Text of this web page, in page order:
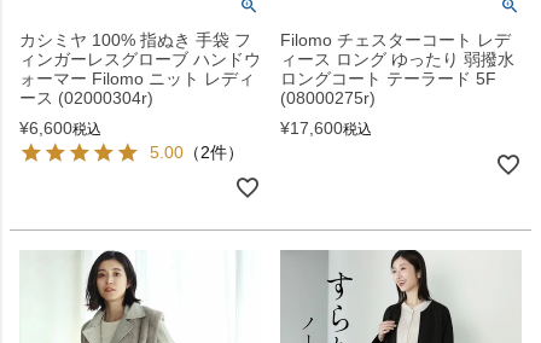
カシミヤ 100% 指ぬき 手袋 フ
ィンガーレスグローブ ハンドウ
ォーマー Filomo ニット レディ
ース (02000304r)
¥6,600税込
5.00 （2件）
Filomo チェスターコート レデ
ィース ロング ゆったり 弱撥水
ロングコート テーラード 5F
(08000275r)
¥17,600税込